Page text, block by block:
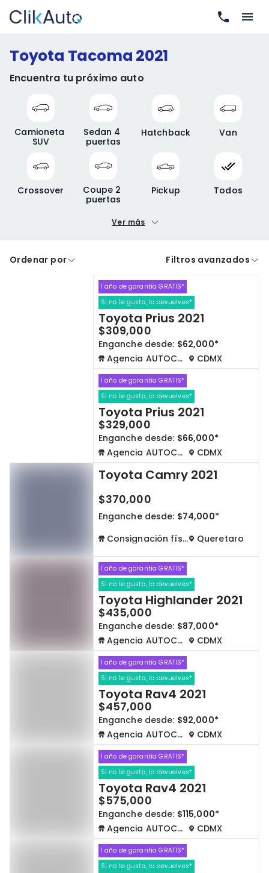
Toyota Tacoma 2021
Encuentra tu próximo auto
Camioneta
SUV
Sedan 4
puertas
Hatchback Van
Crossover
Coupe 2
puertas
Pickup Todos
Precio máximo
A crédito De contado
Cdmx y Edo Mex Querétaro
Ver más
Ordenar por Filtros avanzados
1 año de garantía GRATIS*
Si no te gusta, lo devuelves*
Toyota Prius 2021
$309,000
Enganche desde: $62,000*
Agencia AUTOCOM
CDMX
1 año de garantía GRATIS*
Si no te gusta, lo devuelves*
Toyota Prius 2021
$329,000
Enganche desde: $66,000*
Agencia AUTOCOM
CDMX
Toyota Camry 2021
$370,000
Enganche desde: $74,000*
Consignación física
Queretaro
1 año de garantía GRATIS*
Si no te gusta, lo devuelves*
Toyota Highlander 2021
$435,000
Enganche desde: $87,000*
Agencia AUTOCOM
CDMX
1 año de garantía GRATIS*
Si no te gusta, lo devuelves*
Toyota Rav4 2021
$457,000
Enganche desde: $92,000*
Agencia AUTOCOM
CDMX
1 año de garantía GRATIS*
Si no te gusta, lo devuelves*
Toyota Rav4 2021
$575,000
Enganche desde: $115,000*
Agencia AUTOCOM
CDMX
1 año de garantía GRATIS*
Si no te gusta, lo devuelves*